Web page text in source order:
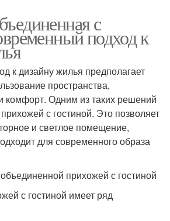
с
подход к
к дизайну жилья предполагает
пространства,
комфорт. Одним из таких решений
с гостиной. Это позволяет
и светлое помещение,
для современного образа
прихожей с гостиной
с гостиной имеет ряд